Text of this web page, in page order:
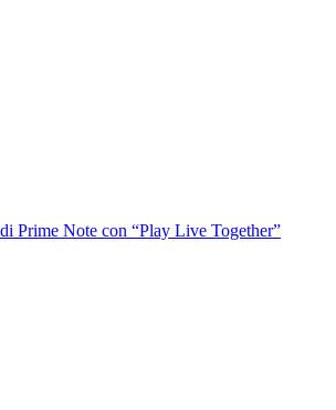
Prime Note con “Play Live Together”